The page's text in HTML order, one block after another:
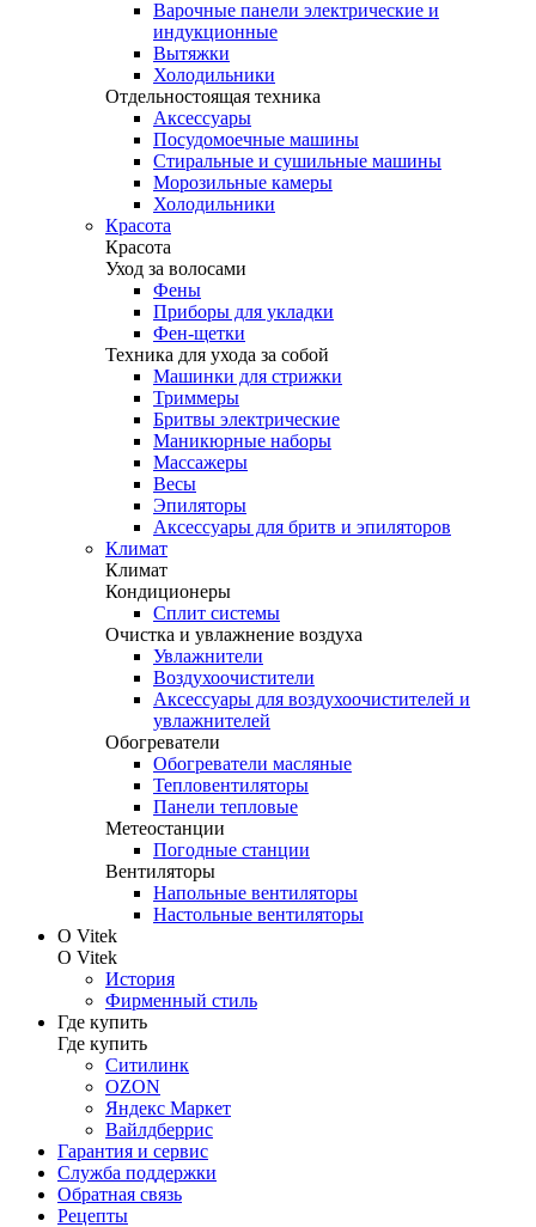
Варочные панели электрические и
индукционные
Вытяжки
Холодильники
Отдельностоящая техника
Аксессуары
Посудомоечные машины
Стиральные и сушильные машины
Морозильные камеры
Холодильники
Красота
Красота
Уход за волосами
Фены
Приборы для укладки
Фен-щетки
Техника для ухода за собой
Машинки для стрижки
Триммеры
Бритвы электрические
Маникюрные наборы
Массажеры
Весы
Эпиляторы
Аксессуары для бритв и эпиляторов
Климат
Климат
Кондиционеры
Сплит системы
Очистка и увлажнение воздуха
Увлажнители
Воздухоочистители
Аксессуары для воздухоочистителей и
увлажнителей
Обогреватели
Обогреватели масляные
Тепловентиляторы
Панели тепловые
Метеостанции
Погодные станции
Вентиляторы
Напольные вентиляторы
Настольные вентиляторы
О Vitek
О Vitek
История
Фирменный стиль
Где купить
Где купить
Ситилинк
OZON
Яндекс Маркет
Вайлдберрис
Гарантия и сервис
Служба поддержки
Обратная связь
Рецепты